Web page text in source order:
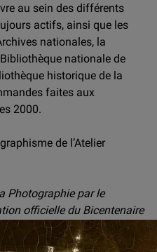
au sein des différents
actifs, ainsi que les
nationales, la
nationale de
historique de la
faites aux
2000.
de l’Atelier
Photographie par le
officielle du Bicentenaire